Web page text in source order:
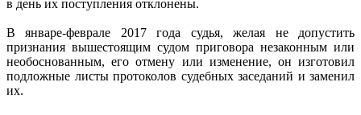
в день их поступления отклонены.
В январе-феврале 2017 года судья, желая не допустить
признания вышестоящим судом приговора незаконным или
необоснованным, его отмену или изменение, он изготовил
подложные листы протоколов судебных заседаний и заменил
их.